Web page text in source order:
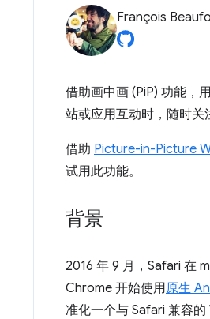
François
借助画中画 (PiP) 功能，
站或应用互动时，随时关
借助 Picture-in-Picture
试用此功能。
背景
2016 年 9 月，Safari 在
Chrome 开始使用原生
准化一个与 Safari 兼容